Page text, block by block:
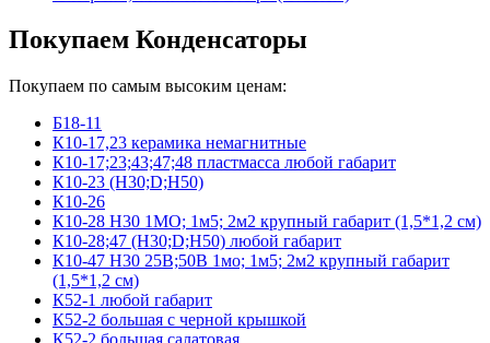
Покупаем Конденсаторы
Покупаем по самым высоким ценам:
Б18-11
К10-17,23 керамика немагнитные
К10-17;23;43;47;48 пластмасса любой габарит
К10-23 (Н30;D;Н50)
К10-26
К10-28 Н30 1МО; 1м5; 2м2 крупный габарит (1,5*1,2 см)
К10-28;47 (Н30;D;Н50) любой габарит
К10-47 Н30 25В;50В 1мо; 1м5; 2м2 крупный габарит
(1,5*1,2 см)
К52-1 любой габарит
К52-2 большая с черной крышкой